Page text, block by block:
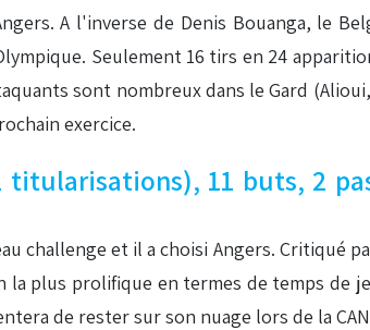
A l'inverse de Denis Bouanga, le
Seulement 16 tirs en 24
sont nombreux dans le Gard
exercice.
titularisations), 11 buts, 2
challenge et il a choisi Angers. Critiqué
la plus prolifique en termes de temps
de rester sur son nuage lors de la